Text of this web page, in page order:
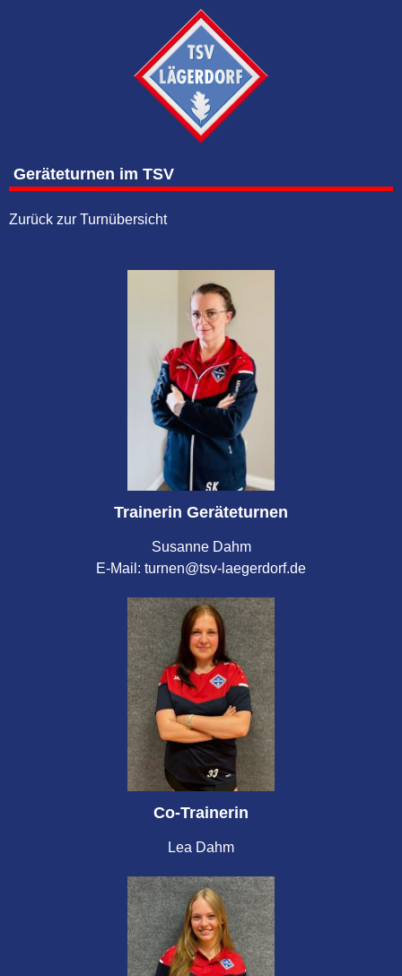
Geräteturnen im TSV
Zurück zur Turnübersicht
Trainerin Geräteturnen
Susanne Dahm
E-Mail: turnen@tsv-laegerdorf.de
Co-Trainerin
Lea Dahm